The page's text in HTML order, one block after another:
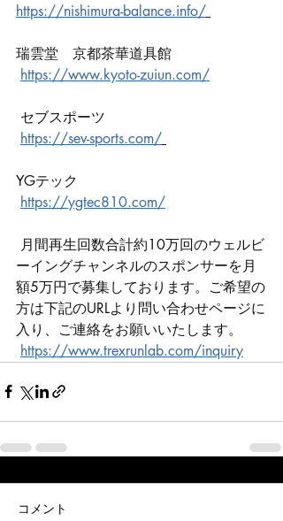
https://nishimura-balance.info/
瑞雲堂　京都茶華道具館
https://www.kyoto-zuiun.com/
セブスポーツ
https://sev-sports.com/
YGテック
https://ygtec810.com/
ーイングチャンネルのスポンサーを月
額5万円で募集しております。ご希望の
方は下記のURLより問い合わせページに
入り、ご連絡をお願いいたします。
https://www.trexrunlab.com/inquiry
コメント